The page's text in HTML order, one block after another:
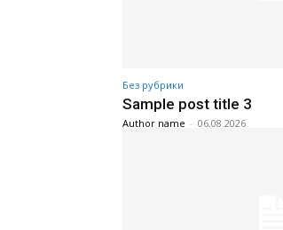
Без рубрики
Sample post title 3
Author name - 06.08.2026